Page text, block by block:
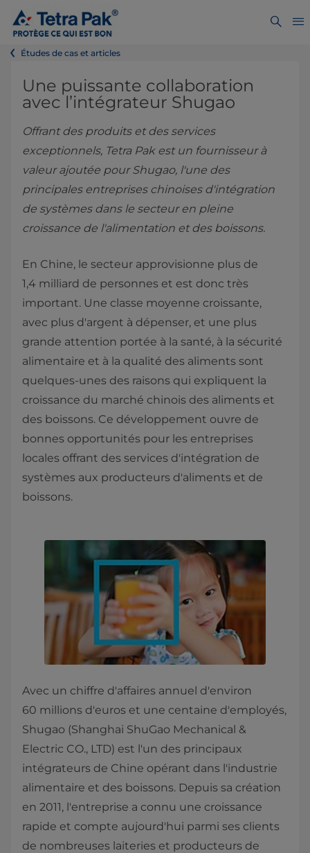
Études de cas et articles
Une puissante collaboration
avec l’intégrateur Shugao
Offrant des produits et des services
exceptionnels, Tetra Pak est un fournisseur à
valeur ajoutée pour Shugao, l'une des
principales entreprises chinoises d'intégration
de systèmes dans le secteur en pleine
croissance de l'alimentation et des boissons.
En Chine, le secteur approvisionne plus de
1,4 milliard de personnes et est donc très
important. Une classe moyenne croissante,
avec plus d'argent à dépenser, et une plus
grande attention portée à la santé, à la sécurité
alimentaire et à la qualité des aliments sont
quelques-unes des raisons qui expliquent la
croissance du marché chinois des aliments et
des boissons. Ce développement ouvre de
bonnes opportunités pour les entreprises
locales offrant des services d'intégration de
systèmes aux producteurs d'aliments et de
boissons.
Avec un chiffre d'affaires annuel d'environ
60 millions d'euros et une centaine d'employés,
Shugao (Shanghai ShuGao Mechanical &
Electric CO., LTD) est l'un des principaux
intégrateurs de Chine opérant dans l'industrie
alimentaire et des boissons. Depuis sa création
en 2011, l'entreprise a connu une croissance
rapide et compte aujourd'hui parmi ses clients
de nombreuses laiteries et producteurs de